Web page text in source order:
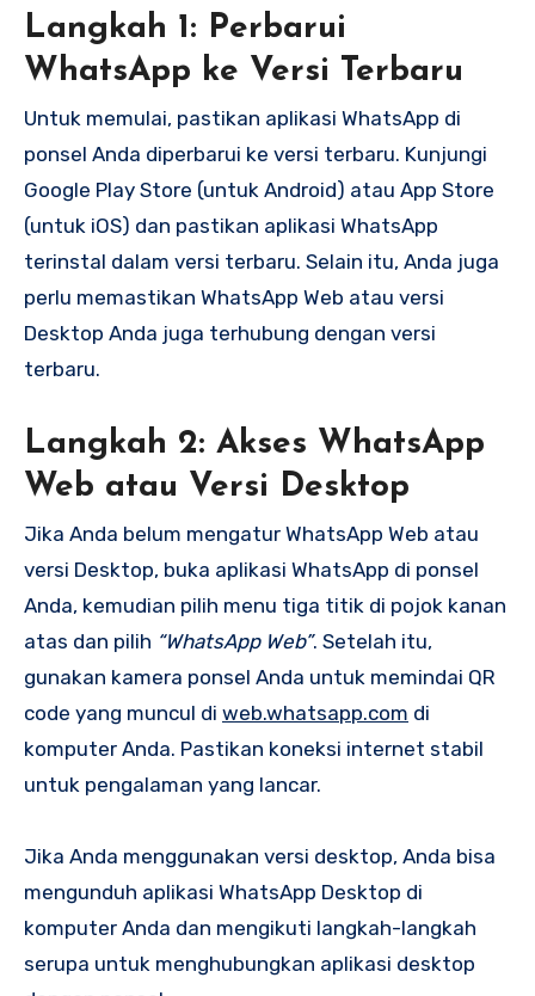
Langkah 1: Perbarui
WhatsApp ke Versi Terbaru
Untuk memulai, pastikan aplikasi WhatsApp di
ponsel Anda diperbarui ke versi terbaru. Kunjungi
Google Play Store (untuk Android) atau App Store
(untuk iOS) dan pastikan aplikasi WhatsApp
terinstal dalam versi terbaru. Selain itu, Anda juga
perlu memastikan WhatsApp Web atau versi
Desktop Anda juga terhubung dengan versi
terbaru.
Langkah 2: Akses WhatsApp
Web atau Versi Desktop
Jika Anda belum mengatur WhatsApp Web atau
versi Desktop, buka aplikasi WhatsApp di ponsel
Anda, kemudian pilih menu tiga titik di pojok kanan
atas dan pilih “WhatsApp Web”. Setelah itu,
gunakan kamera ponsel Anda untuk memindai QR
code yang muncul di web.whatsapp.com di
komputer Anda. Pastikan koneksi internet stabil
untuk pengalaman yang lancar.
Jika Anda menggunakan versi desktop, Anda bisa
mengunduh aplikasi WhatsApp Desktop di
komputer Anda dan mengikuti langkah-langkah
serupa untuk menghubungkan aplikasi desktop